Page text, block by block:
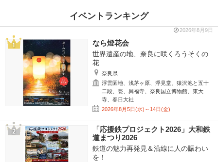
イベントランキング
2026年8月9日
なら燈花会
世界遺産の地、奈良に咲くろうそくの
花
奈良県
浮雲園地、浅茅ヶ原、浮見堂、猿沢池と五十
二段、甍、興福寺、奈良国立博物館、東大
寺、春日大社
2026年8月5日(水)～14日(金)
「応援鉄プロジェクト2026」大和鉄
道まつり2026
鉄道の魅力再発見＆沿線に人の賑わい
を！